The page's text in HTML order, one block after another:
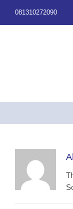
081310272090